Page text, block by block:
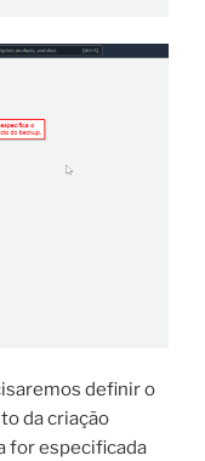
definir o
da criação
for especificada